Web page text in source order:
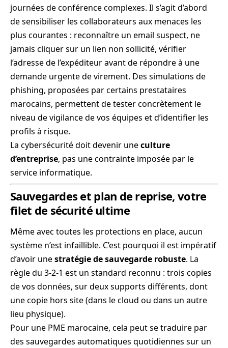
journées de conférence complexes. Il s’agit d’abord
de sensibiliser les collaborateurs aux menaces les
plus courantes : reconnaître un email suspect, ne
jamais cliquer sur un lien non sollicité, vérifier
l’adresse de l’expéditeur avant de répondre à une
demande urgente de virement. Des simulations de
phishing, proposées par certains prestataires
marocains, permettent de tester concrètement le
niveau de vigilance de vos équipes et d’identifier les
profils à risque.
La cybersécurité doit devenir uneculture
d’entreprise, pas une contrainte imposée par le
service informatique.
Sauvegardes et plan de reprise, votre
filet de sécurité ultime
Même avec toutes les protections en place, aucun
système n’est infaillible. C’est pourquoi il est impératif
d’avoir unestratégie de sauvegarde robuste. La
règle du 3-2-1 est un standard reconnu : trois copies
de vos données, sur deux supports différents, dont
une copie hors site (dans le cloud ou dans un autre
lieu physique).
Pour une PME marocaine, cela peut se traduire par
des sauvegardes automatiques quotidiennes sur un